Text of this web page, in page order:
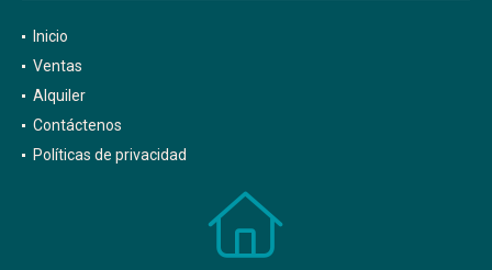
Inicio
Ventas
Alquiler
Contáctenos
Políticas de privacidad